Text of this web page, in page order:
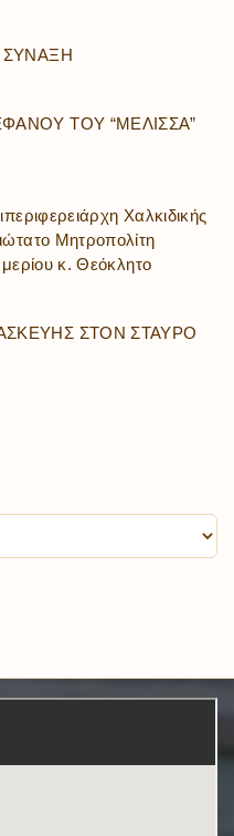
ΣΥΝΑΞΗ
ΤΟΥ “ΜΕΛΙΣΣΑ”
Χαλκιδικής
Μητροπολίτη
κ. Θεόκλητο
ΣΤΟΝ ΣΤΑΥΡΟ